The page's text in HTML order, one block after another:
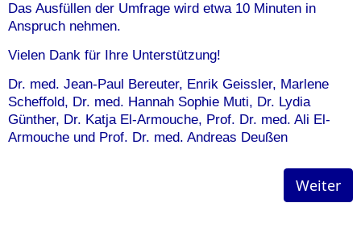
Das Ausfüllen der Umfrage wird etwa 10 Minuten in
Anspruch nehmen.
Vielen Dank für Ihre Unterstützung!
Dr. med. Jean-Paul Bereuter, Enrik Geissler, Marlene
Scheffold, Dr. med. Hannah Sophie Muti, Dr. Lydia
Günther, Dr. Katja El-Armouche, Prof. Dr. med. Ali El-
Armouche und Prof. Dr. med. Andreas Deußen
Weiter